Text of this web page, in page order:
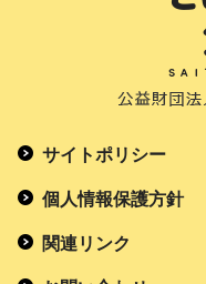
サイトポリシー
個人情報保護方針
関連リンク